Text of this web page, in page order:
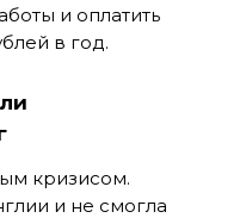
и оплатить
в год.
кризисом.
и не смогла